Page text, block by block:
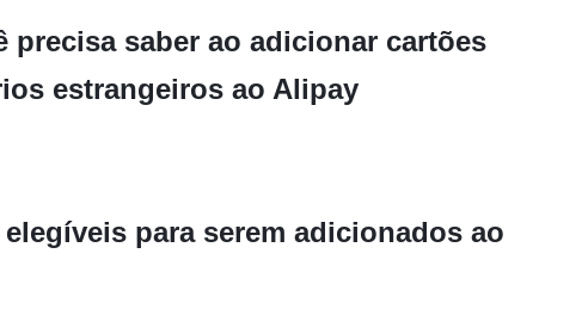
precisa saber ao adicionar cartões
estrangeiros ao Alipay
para serem adicionados ao